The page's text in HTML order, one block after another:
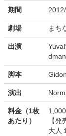
期間
劇場 まち
出演
脚本
演出
料金（1枚
あたり）
【発
大人